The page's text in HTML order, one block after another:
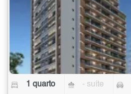
1 quarto - suíte